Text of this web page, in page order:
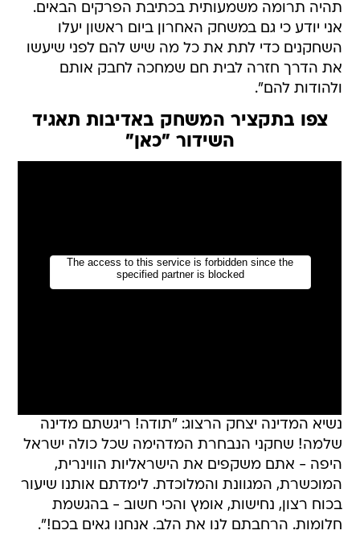
תהיה תרומה משמעותית בכתיבת הפרקים הבאים.
אני יודע כי גם במשחק האחרון ביום ראשון יעלו
השחקנים כדי לתת את כל מה שיש להם לפני שיעשו
את הדרך חזרה לבית חם שמחכה לחבק אותם
ולהודות להם".
צפו בתקציר המשחק באדיבות תאגיד
השידור "כאן"
נשיא המדינה יצחק הרצוג: "תודה! ריגשתם מדינה
שלמה! שחקני הנבחרת המדהימה שכל כולה ישראל
היפה - אתם משקפים את הישראליות הווינרית,
המוכשרת, המגוונת והמלוכדת. לימדתם אותנו שיעור
בכוח רצון, נחישות, אומץ והכי חשוב - בהגשמת
חלומות. הרחבתם לנו את הלב. אנחנו גאים בכם!".